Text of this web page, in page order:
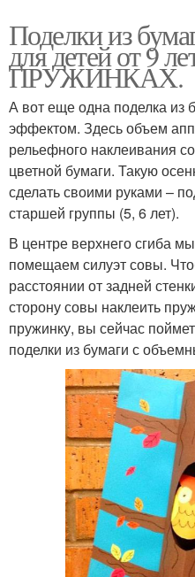
Поделки из
для детей от 9
ПРУЖИНКАХ.
А вот еще одна поделка из
эффектом. Здесь объем
рельефного наклеивания
цветной бумаги. Такую
сделать своими руками –
старшей группы (5, 6 лет).
В центре верхнего сгиба
помещаем силуэт совы.
расстоянии от задней
сторону совы наклеить
пружинку, вы сейчас
поделки из бумаги с